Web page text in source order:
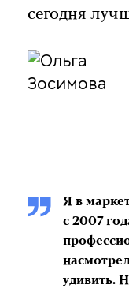
сегодня
Я в
с 2007
удивить.